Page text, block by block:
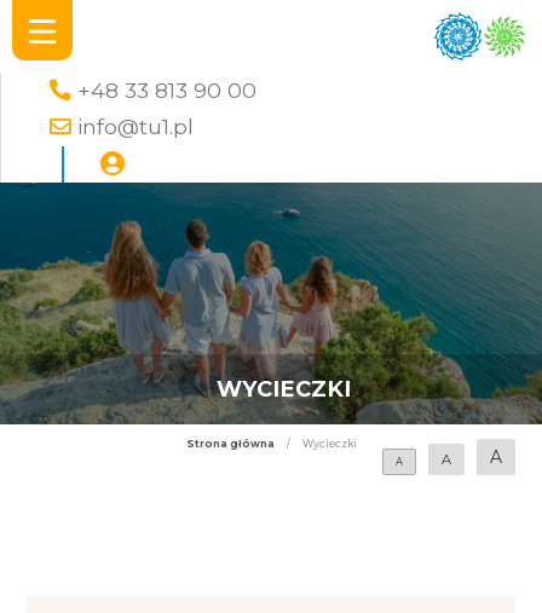
+48 33 813 90 00
info@tu1.pl
WYCIECZKI
Strona główna /
Wycieczki
A
A A